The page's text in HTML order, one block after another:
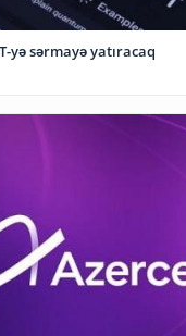
yə sərmayə yatıracaq